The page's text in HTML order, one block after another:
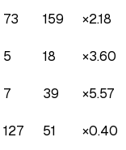
73 159 ×2.18
5 18 ×3.60
7 39 ×5.57
127 51 ×0.40